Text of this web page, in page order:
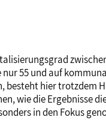
55 und auf
hier trotzdem
wie die Ergebnisse
in den Fokus